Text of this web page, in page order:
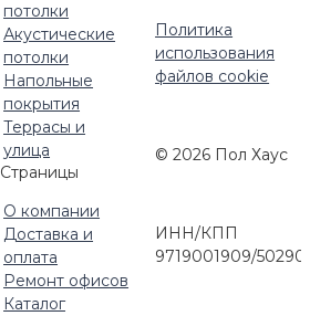
потолки
Акустические
потолки
Напольные
покрытия
Террасы и
улица
Страницы
О компании
Доставка и
оплата
Ремонт офисов
Каталог
Политика
использования
файлов cookie
© 2026 Пол Хаус
ИНН/КПП
9719001909/